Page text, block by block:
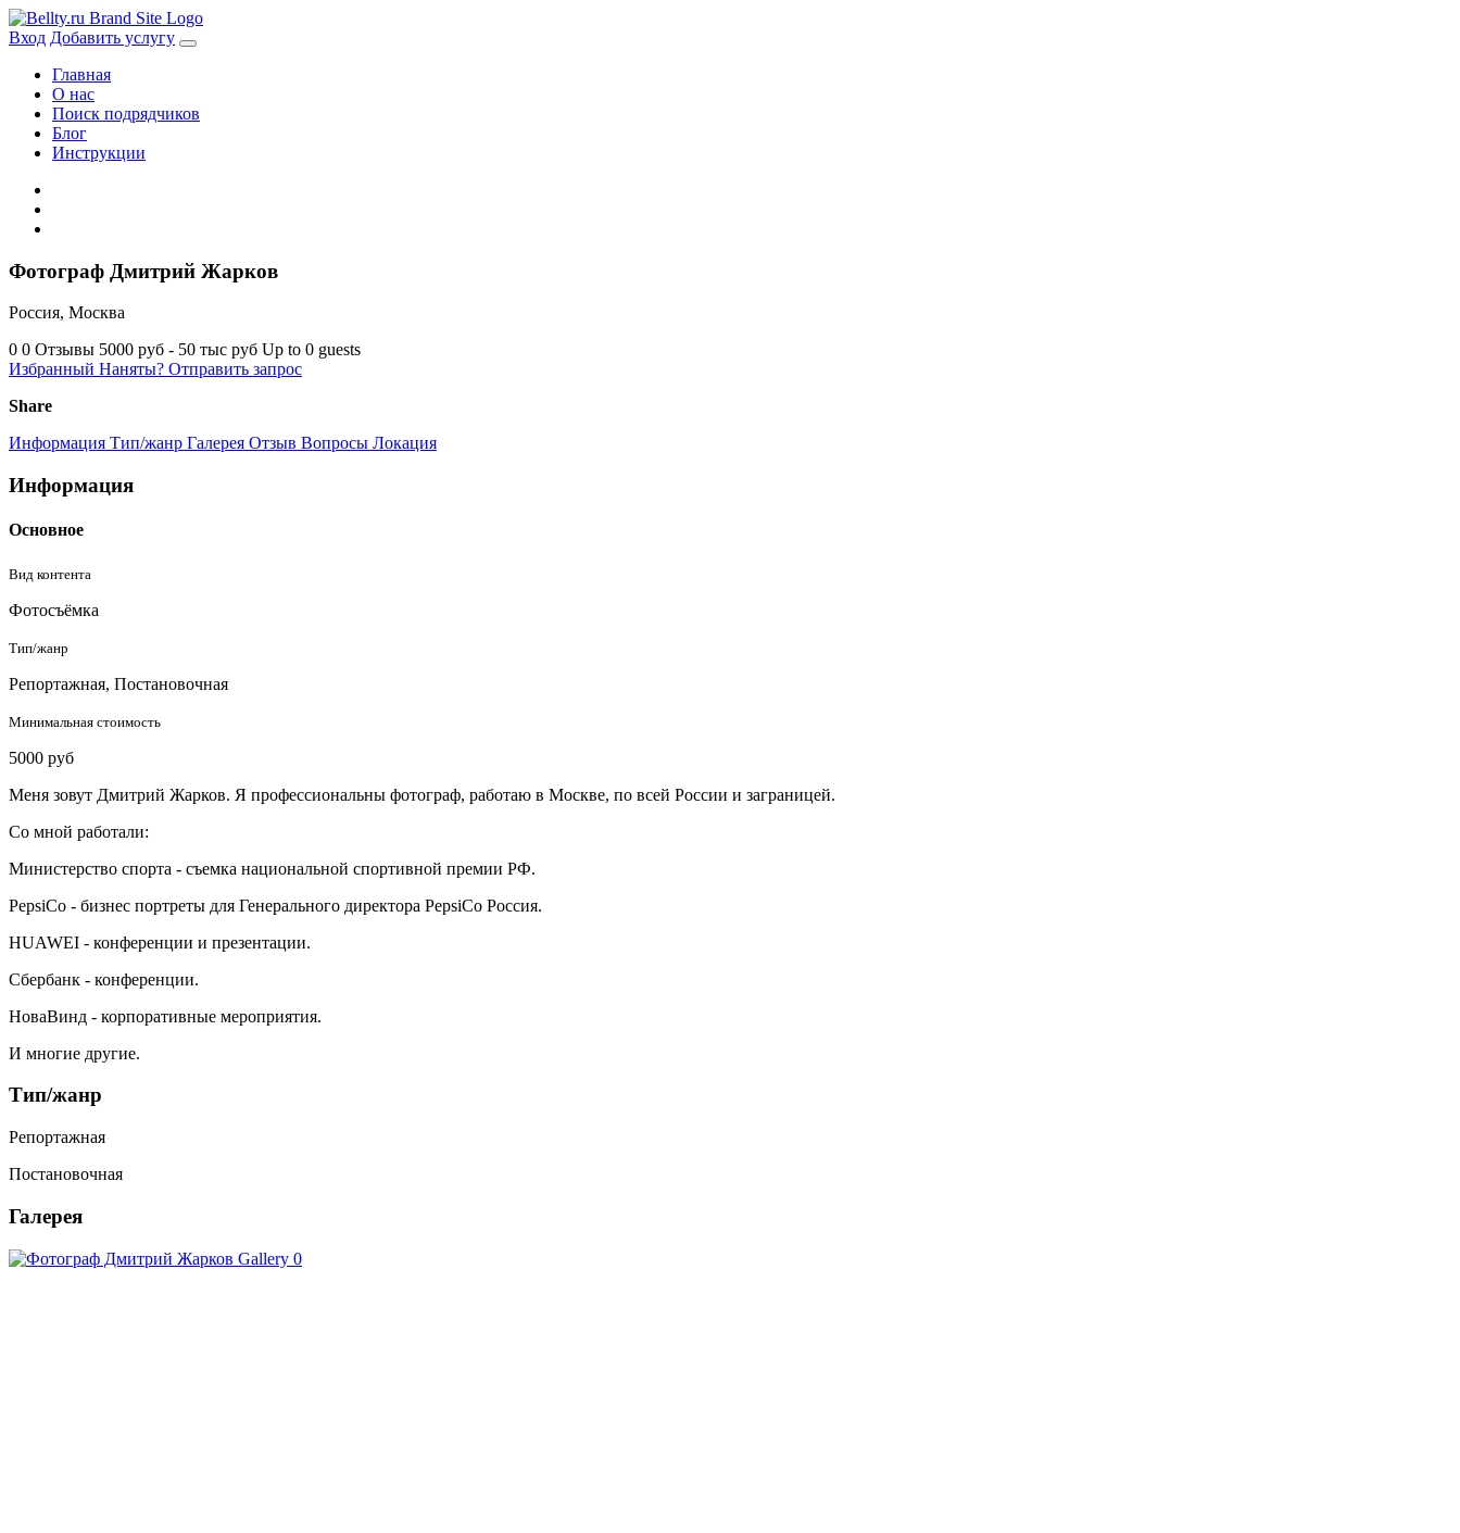
Skip
to
Вход Добавить услугу
Главная
О нас
Поиск подрядчиков
Блог
Инструкции
Фотограф Дмитрий Жарков
Россия, Москва
0 0 Отзывы 5000 руб - 50 тыс руб Up to 0 guests
Избранный Наняты? Отправить запрос
Share
Информация Тип/жанр Галерея Отзыв Вопросы Локация
Информация
Основное
Вид контента
Фотосъёмка
Тип/жанр
Репортажная, Постановочная
Минимальная стоимость
5000 руб
Меня зовут Дмитрий Жарков. Я профессиональны фотограф, работаю в Москве, по всей России и заграницей.
Со мной работали:
Министерство спорта - съемка национальной спортивной премии РФ.
PepsiCo - бизнес портреты для Генерального директора PepsiCo Россия.
HUAWEI - конференции и презентации.
Сбербанк - конференции.
НоваВинд - корпоративные мероприятия.
И многие другие.
Тип/жанр
Репортажная
Постановочная
Галерея